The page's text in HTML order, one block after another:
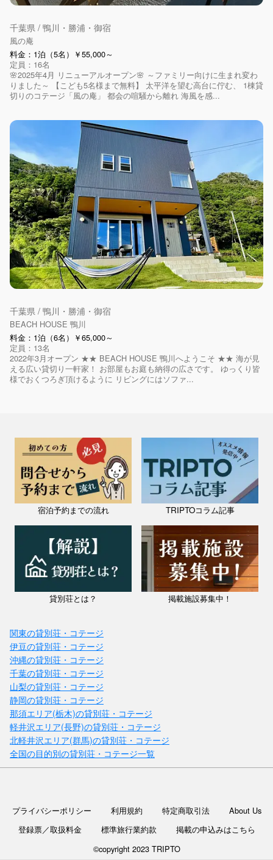
千葉県 / 鴨川・勝浦・御宿
風の庵
料金：1泊（5名）￥55,000～
定員：16名
🌸2025年4月 リニューアルオープン🌸 ～ファミリー向けに生まれ変わ
りました～ 【こども5名様まで無料】 太平洋を望む高台に佇む、 1棟貸
切りのコテージ「風の庵」 都会の喧騒から離れ 海風を感...
千葉県 / 鴨川・勝浦・御宿
BEACH HOUSE 鴨川
料金：1泊（6名）￥65,000～
定員：13名
2022年3月オープン ★★ BEACH HOUSE 鴨川へようこそ ★★ 海が見
える広い貸切り一軒家！ お部屋もお庭も納得の広さです。 ゆっくり皆
様でおくつろぎ頂けるように リビングにはソファ...
宿泊予約までの流れ TRIPTOコラム記事
貸別荘とは？ 掲載施設募集中！
関東の貸別荘・コテージ
伊豆の貸別荘・コテージ
沖縄の貸別荘・コテージ
千葉の貸別荘・コテージ
山梨の貸別荘・コテージ
静岡の貸別荘・コテージ
那須エリア(栃木)の貸別荘・コテージ
軽井沢エリア(長野)の貸別荘・コテージ
北軽井沢エリア(群馬)の貸別荘・コテージ
全国の目的別の貸別荘・コテージ一覧
©copyright 2023 TRIPTO
プライバシーポリシー 利用規約 特定商取引法
About Us
登録票／取扱料金
標準旅行業約款 掲載の申込みはこちら